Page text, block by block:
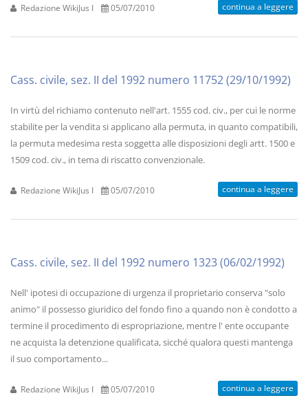
Redazione WikiJus I 05/07/2010 continua a leggere
Cass. civile, sez. II del 1992 numero 11752 (29/10/1992)
In virtù del richiamo contenuto nell'art. 1555 cod. civ., per cui le norme
stabilite per la vendita si applicano alla permuta, in quanto compatibili,
la permuta medesima resta soggetta alle disposizioni degli artt. 1500 e
1509 cod. civ., in tema di riscatto convenzionale.
Redazione WikiJus I 05/07/2010 continua a leggere
Cass. civile, sez. II del 1992 numero 1323 (06/02/1992)
Nell' ipotesi di occupazione di urgenza il proprietario conserva "solo
animo" il possesso giuridico del fondo fino a quando non è condotto a
termine il procedimento di espropriazione, mentre l' ente occupante
ne acquista la detenzione qualificata, sicché qualora questi mantenga
il suo comportamento...
Redazione WikiJus I 05/07/2010 continua a leggere